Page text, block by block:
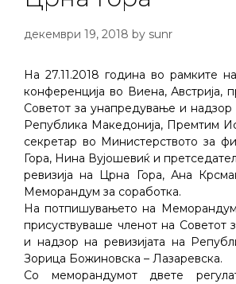
декември 19, 2018 by sunr
На 27.11.2018 година во рамките
конференција во Виена, Австрија,
Советот за унапредување и надзор
Република Македонија, Премтим
секретар во Министерството за
Гора, Нина Вујошевиќ и
ревизија на Црна Гора, Ана
Меморандум за соработка.
На потпишувањето на
присуствуваше членот на Советот
и надзор на ревизијата на
Зорица Божиновска – Лазаревска.
Со меморандумот двете